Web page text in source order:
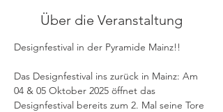
Über die Veranstaltung
Designfestival in der Pyramide Mainz!!
Das Designfestival ins zurück in Mainz: Am
04 & 05 Oktober 2025 öffnet das
Designfestival bereits zum 2. Mal seine Tore